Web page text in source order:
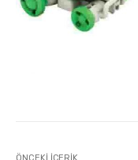
ÖNCEKI İÇERIK